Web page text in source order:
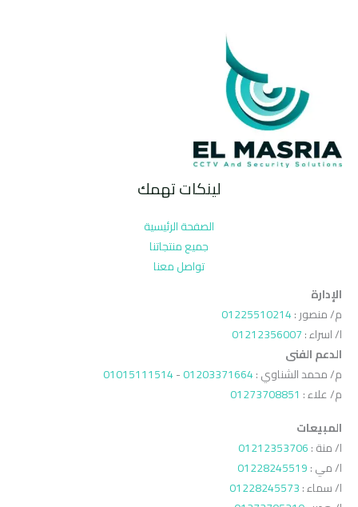
لينكات تهمك
الصفحة الرئيسية
جميع منتجاتنا
تواصل معنا
الإدارة
م/ منصور :01225510214
ا/ اسراء :01212356007
الدعم الفنى
م/ محمد الشناوي :01203371664
-
01015111514
م/ علاء : 01273708851
المبيعات
ا/ منة :01212353706
ا/ مي :01228245519
ا/ سماء :01228245573